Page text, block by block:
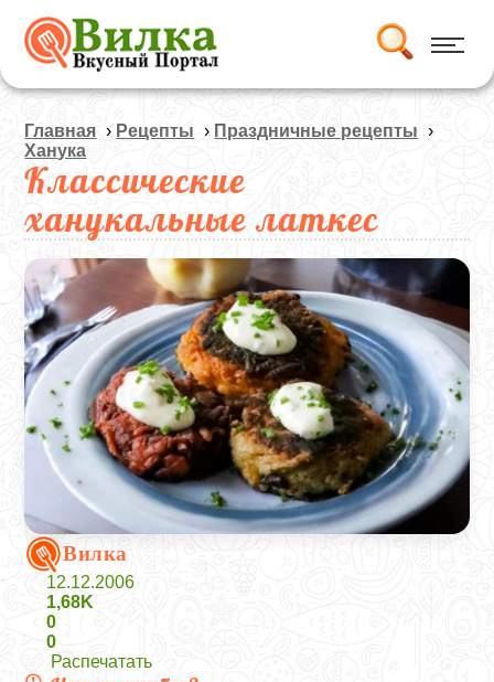
Главная › Рецепты › Праздничные рецепты ›
Ханука
Классические
ханукальные латкес
Вилка
12.12.2006
1,68K
0
0
Распечатать